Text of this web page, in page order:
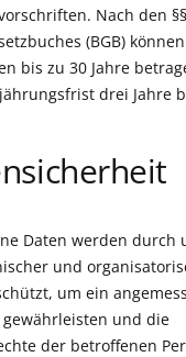
Nach den
(BGB)
bis zu 30 Jahre
drei Jahre
Daten werden durch
und
um ein
und die
der betroffenen